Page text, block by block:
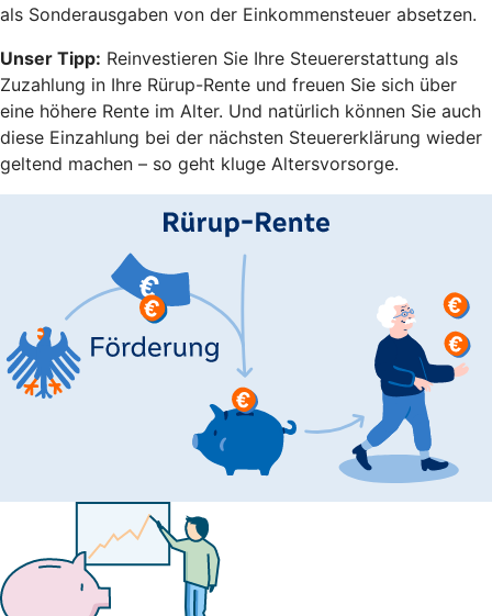
als Sonderausgaben von der Einkommensteuer absetzen.
Unser Tipp: Reinvestieren Sie Ihre Steuererstattung als
Zuzahlung in Ihre Rürup-Rente und freuen Sie sich über
eine höhere Rente im Alter. Und natürlich können Sie auch
diese Einzahlung bei der nächsten Steuererklärung wieder
geltend machen – so geht kluge Altersvorsorge.